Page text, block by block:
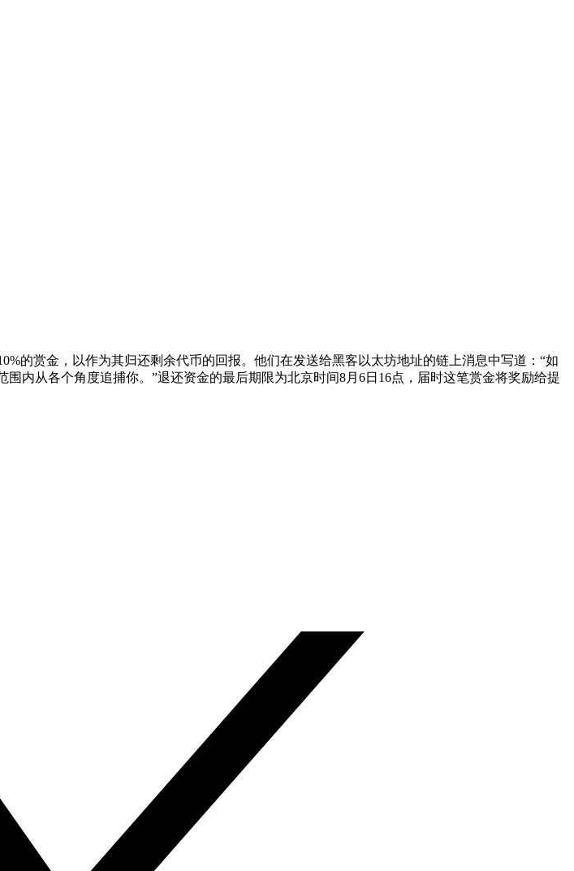
的赏金，以作为其归还剩余代币的回报。他们在发送给黑客以太坊地址的链上消息中写道：“如
内从各个角度追捕你。”退还资金的最后期限为北京时间8月6日16点，届时这笔赏金将奖励给提